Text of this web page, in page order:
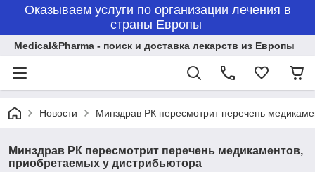
Оказываем услуги по организации лечения в
страны Европы
Medical&Pharma - поиск и доставка лекарств из Европы
Новости Минздрав РК пересмотрит перечень
Минздрав РК пересмотрит перечень медикаментов,
приобретаемых у дистрибьютора